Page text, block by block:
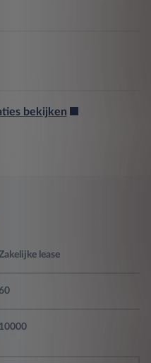
bekijken
lease
60
10000